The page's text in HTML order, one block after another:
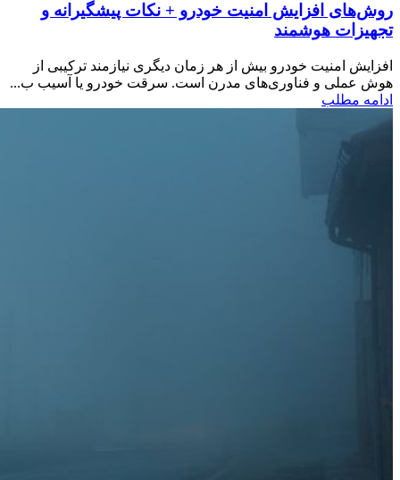
روش‌های افزایش امنیت خودرو + نکات پیشگیرانه و
تجهیزات هوشمند
افزایش امنیت خودرو بیش از هر زمان دیگری نیازمند ترکیبی از
هوش عملی و فناوری‌های مدرن است. سرقت خودرو یا آسیب ب...
ادامه مطلب